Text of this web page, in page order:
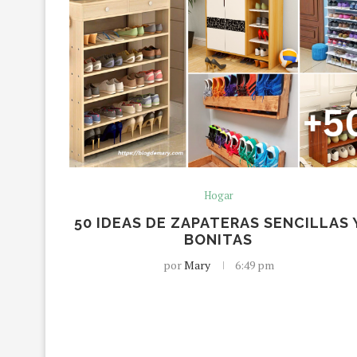
Hogar
50 IDEAS DE ZAPATERAS SENCILLAS
BONITAS
porMary 6:49 pm